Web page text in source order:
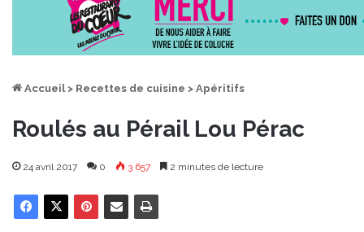
Accueil > Recettes de cuisine > Apéritifs
Roulés au Pérail Lou Pérac
24 avril 2017 0 3 657 2 minutes de lecture